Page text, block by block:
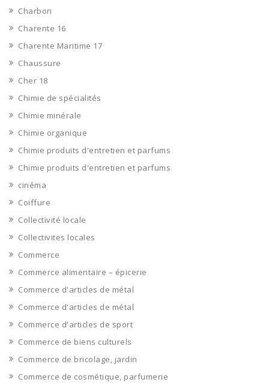
Charbon
Charente 16
Charente Maritime 17
Chaussure
Cher 18
Chimie de spécialités
Chimie minérale
Chimie organique
Chimie produits d'entretien et parfums
Chimie produits d'entretien et parfums
cinéma
Coiffure
Collectivité locale
Collectivites locales
Commerce
Commerce alimentaire – épicerie
Commerce d'articles de métal
Commerce d'articles de métal
Commerce d'articles de sport
Commerce de biens culturels
Commerce de bricolage, jardin
Commerce de cosmétique, parfumerie